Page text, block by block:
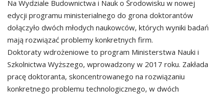
Na Wydziale Budownictwa i Nauk o Środowisku w nowej
edycji programu ministerialnego do grona doktorantów
dołączyło dwóch młodych naukowców, których wyniki badań
mają rozwiązać problemy konkretnych firm.
Doktoraty wdrożeniowe to program Ministerstwa Nauki i
Szkolnictwa Wyższego, wprowadzony w 2017 roku. Zakłada
pracę doktoranta, skoncentrowanego na rozwiązaniu
konkretnego problemu technologicznego, w dwóch